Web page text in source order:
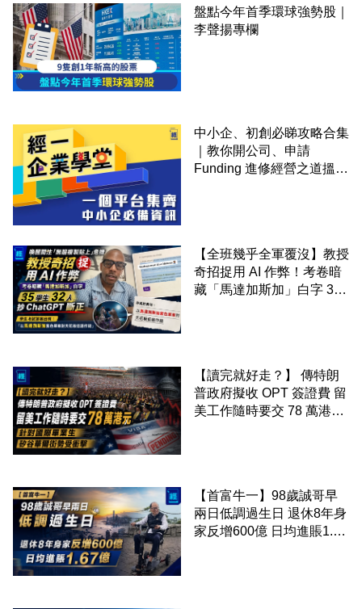
盤點今年首季環球強勢股｜
李聲揚專欄
中小企、初創必睇攻略合集
｜教你開公司、申請
Funding 進修經營之道搵大
【全班幾乎全軍覆沒】教授
奇招捉用 AI 作弊！考卷暗
藏「馬達加斯加」白字 35
【讀完就好走？】 傳特朗
普政府擬收 OPT 簽證費 留
美工作隨時要交 78 萬港元
【首富牛一】98歲誠哥早
兩日低調過生日 退休8年身
家反增600億 日均進賬1.67